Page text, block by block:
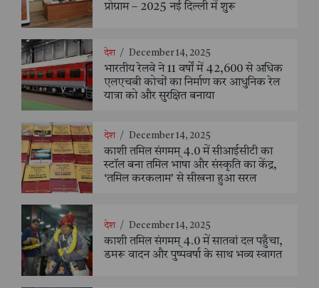
प्रोग्राम – 2025 नई दिल्ली में शुरू
देश / December 14, 2025
भारतीय रेलवे ने 11 वर्षों में 42,600 से अधिक
एलएचबी कोचों का निर्माण कर आधुनिक रेल
यात्रा को और सुरक्षित बनाया
देश / December 14, 2025
काशी तमिल संगमम् 4.0 में सीआईसीटी का
स्टॉल बना तमिल भाषा और संस्कृति का केंद्र,
‘तमिल करकलाम’ से सीखना हुआ सरल
देश / December 14, 2025
काशी तमिल संगमम् 4.0 में सातवां दल पहुँचा,
डमरू वादन और पुष्पवर्षा के साथ भव्य स्वागत